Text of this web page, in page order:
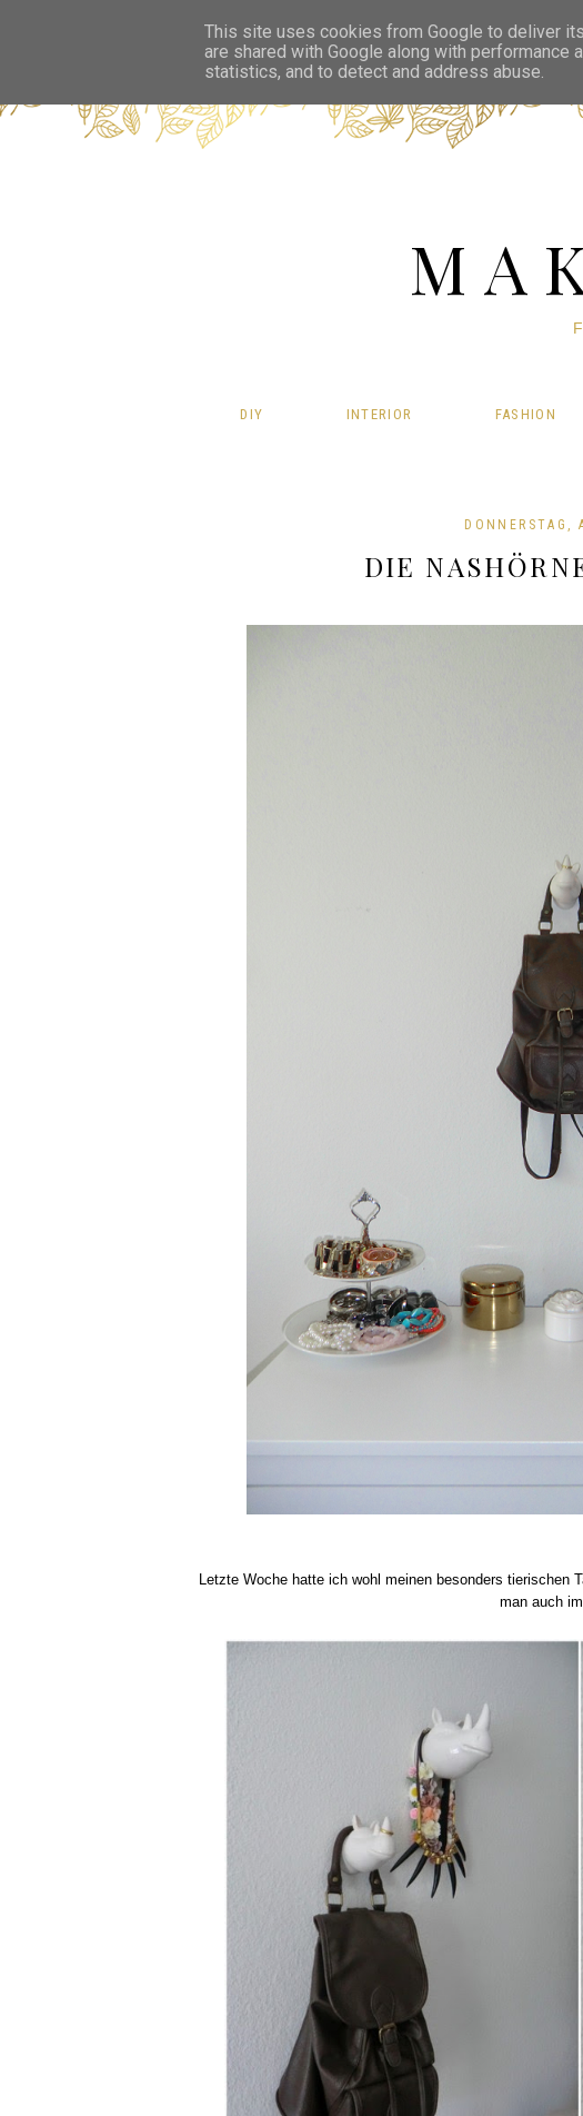
DIY INTERIOR FASHION
DIE
Letzte Woche hatte ich wohl meinen besonders tierischen
man auch
This site uses cookies from Google to deliver
are shared with Google along with
statistics, and to detect and address abuse.